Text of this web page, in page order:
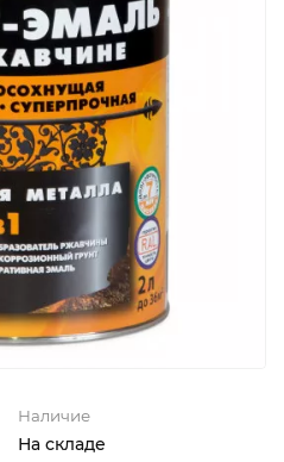
Наличие
На складе